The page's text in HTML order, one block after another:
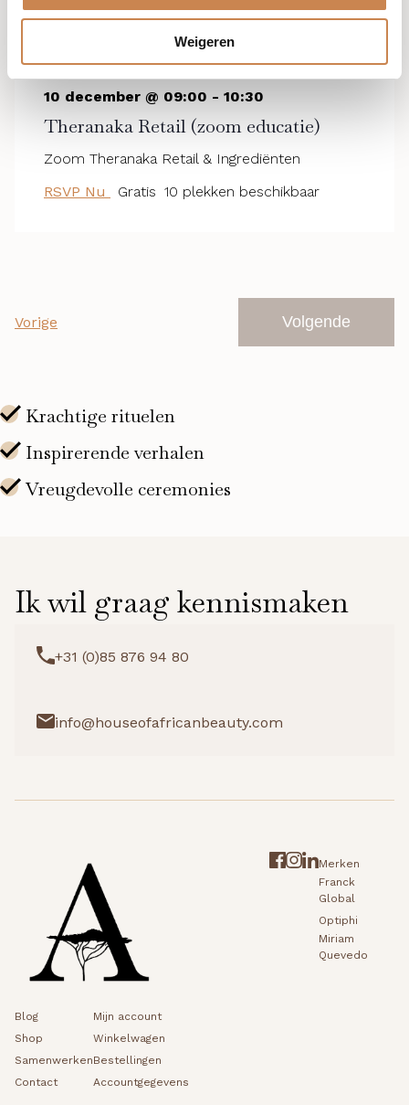
Weigeren
Theranaka Retail (zoom educatie)
10 december @ 09:00 - 10:30
Zoom Theranaka Retail & Ingrediënten
RSVP Nu
Gratis 10 plekken beschikbaar
Vorige
Volgende
Ik wil graag kennismaken
+31 (0)85 876 94 80
info@houseofafricanbeauty.com
Merken
Franck
Global
Optiphi
Miriam
Quevedo
Blog
Shop
Samenwerken
Contact
Mijn account
Winkelwagen
Bestellingen
Accountgegevens